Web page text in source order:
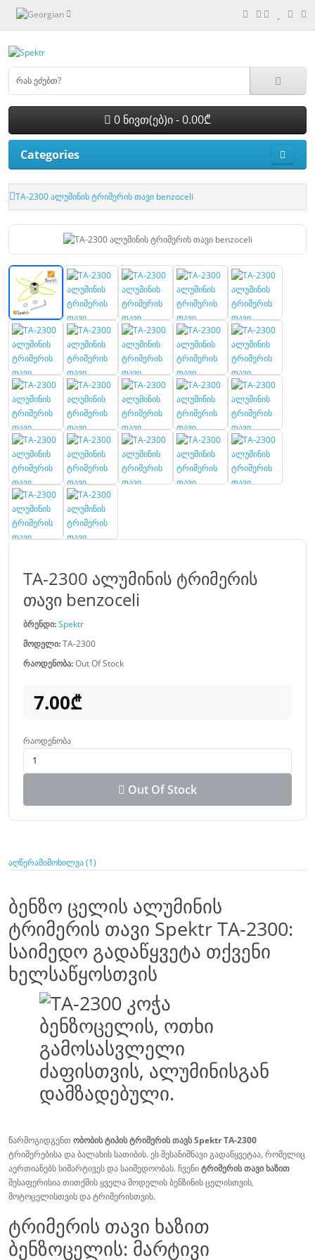
0 ნივთ(ებ)ი - 0.00₾
Categories
TA-2300 ალუმინის ტრიმერის თავი benzoceli
TA-2300 ალუმინის ტრიმერის
თავი benzoceli
ბრენდი:Spektr
მოდელი:TA-2300
რაოდენობა:Out Of Stock
7.00₾
რაოდენობა
Out Of Stock
აღწერამიმოხილვა (1)
ბენზო ცელის ალუმინის
ტრიმერის თავი Spektr TA-2300:
საიმედო გადაწყვეტა თქვენი
ხელსაწყოსთვის
წარმოგიდგენთ ობობის ტიპის ტრიმერის თავს Spektr TA-2300
ტრიმერებისა და ბალახის სათიბის. ეს შესანიშნავი გადაწყვეტაა, რომელიც
აერთიანებს სიმარტივეს და საიმედოობას. ჩვენიტრიმერის თავი ხაზით
შესაფერისია თითქმის ყველა მოდელის ბენზინის ცელისთვის,
მოტოცელისთვის და ტრიმერისთვის.
ტრიმერის თავი ხაზით
ბენზოცელის: მარტივი